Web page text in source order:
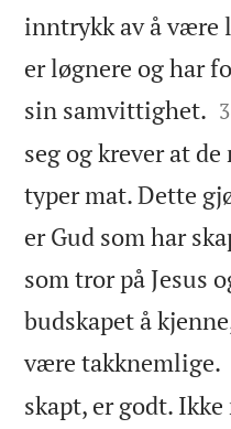
inntrykk av å være
er løgnere og har
sin samvittighet. 
3
seg og krever at
typer mat. Dette
er Gud som har
som tror på Jesus
budskapet å
være takknemlige.
skapt, er godt.